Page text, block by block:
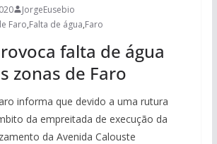
JorgeEusebio
Faro,Falta de água,Faro
falta de água
zonas de Faro
informa que devido a uma rutura
da empreitada de execução da
da Avenida Calouste